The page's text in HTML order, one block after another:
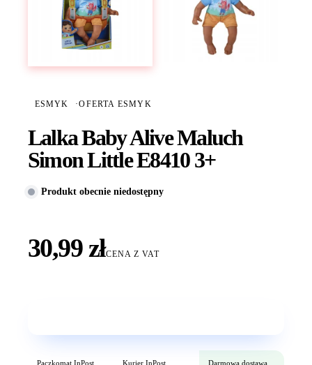
ESMYK ·OFERTA ESMYK
Lalka Baby Alive Maluch
Simon Little E8410 3+
Produkt obecnie niedostępny
30,99 złCENA Z VAT